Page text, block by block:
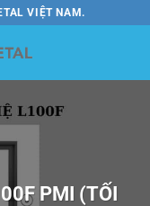
VIỆT NAM.
PMI (TỐI